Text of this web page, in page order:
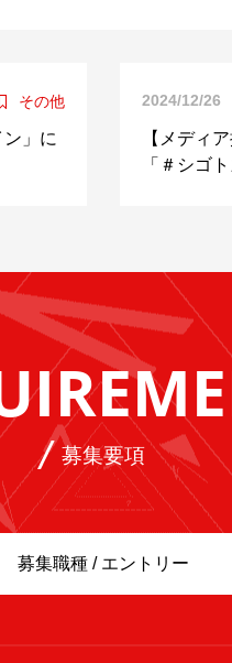
その他
」に
2024/12/26
【メディ
「＃シゴ
募集要項
募集職種 / エントリー